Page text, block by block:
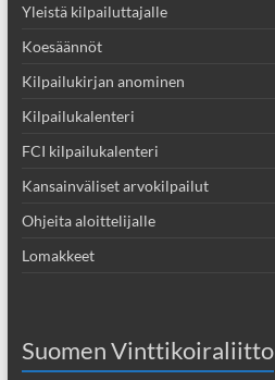
Yleistä kilpailuttajalle
Koesäännöt
Kilpailukirjan anominen
Kilpailukalenteri
FCI kilpailukalenteri
Kansainväliset arvokilpailut
Ohjeita aloittelijalle
Lomakkeet
Suomen Vinttikoiraliitto